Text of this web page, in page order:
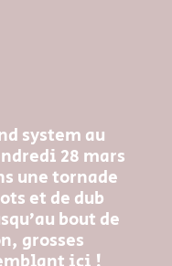
system au
28 mars
une tornade
et de dub
bout de
grosses